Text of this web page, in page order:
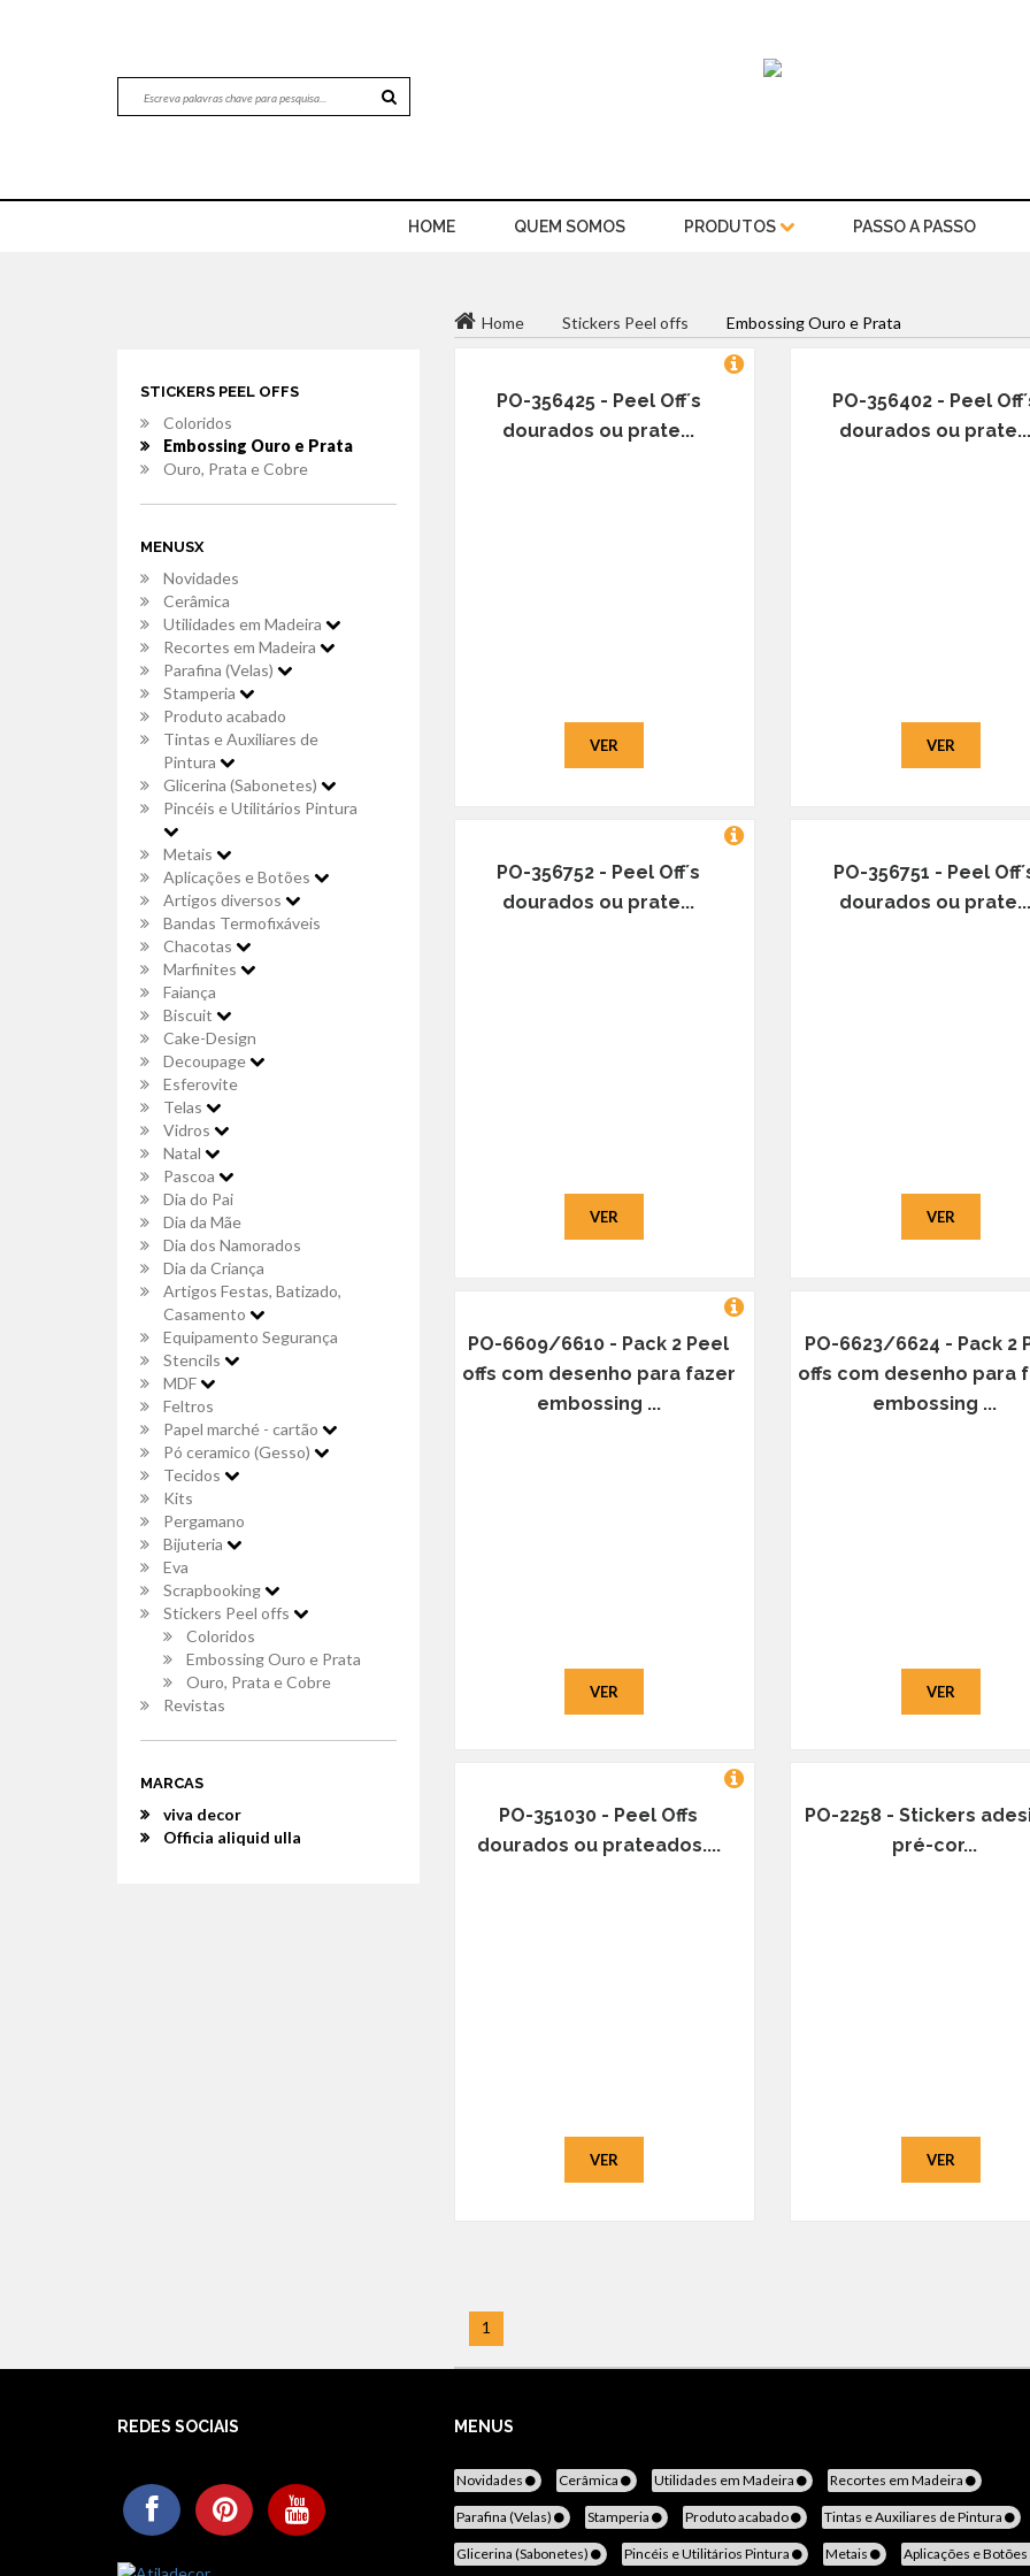
HOME QUEM SOMOS PRODUTOS PASSO A PASSO
STICKERS PEEL OFFS
Coloridos
Embossing Ouro e Prata
Ouro, Prata e Cobre
MENUSX
Novidades
Cerâmica
Utilidades em Madeira
Recortes em Madeira
Parafina (Velas)
Stamperia
Produto acabado
Tintas e Auxiliares de
Pintura
Glicerina (Sabonetes)
Pincéis e Utilitários Pintura
Metais
Aplicações e Botões
Artigos diversos
Bandas Termofixáveis
Chacotas
Marfinites
Faiança
Biscuit
Cake-Design
Decoupage
Esferovite
Telas
Vidros
Natal
Pascoa
Dia do Pai
Dia da Mãe
Dia dos Namorados
Dia da Criança
Artigos Festas, Batizado,
Casamento
Equipamento Segurança
Stencils
MDF
Feltros
Papel marché - cartão
Pó ceramico (Gesso)
Tecidos
Kits
Pergamano
Bijuteria
Eva
Scrapbooking
Stickers Peel offs
Coloridos
Embossing Ouro e Prata
Ouro, Prata e Cobre
Revistas
MARCAS
viva decor
Officia aliquid ulla
Home Stickers Peel offs Embossing Ouro e Prata
PO-356425 - Peel Off´s
dourados ou prate...
VER
PO-356402 - Peel
dourados ou prate...
VER
PO-356752 - Peel Off´s
dourados ou prate...
VER
PO-356751 - Peel
dourados ou prate...
VER
PO-6609/6610 - Pack 2 Peel
offs com desenho para fazer
embossing ...
VER
PO-6623/6624 - Pack 2
offs com desenho para
embossing ...
VER
PO-351030 - Peel Offs
dourados ou prateados....
VER
PO-2258 - Stickers
pré-cor...
VER
1
REDES SOCIAIS MENUS
Novidades Cerâmica Utilidades em Madeira Recortes em Madeira
Parafina (Velas) Stamperia Produto acabado Tintas e Auxiliares de Pintura
Glicerina (Sabonetes) Pincéis e Utilitários Pintura Metais Aplicações e Botões